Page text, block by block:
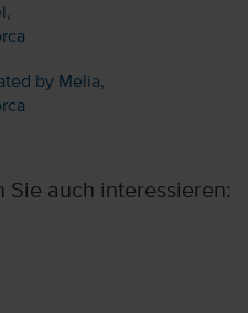
by Melia,
Sie auch interessieren: